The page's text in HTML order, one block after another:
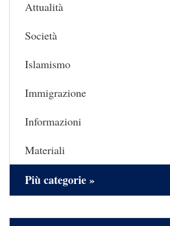
Attualità
Società
Islamismo
Immigrazione
Informazioni
Materiali
Più categorie »